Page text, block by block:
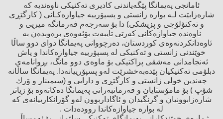
ئامانجی پەیمانگا پێگەیاندنی كادیری تەكنیكی ناوەندیە كە
شارەزابێت لـە بوارە زانستی و پسپۆرییە جیاوازەكـانی ( كارگێڕی
و تەكنۆلۆجی و پزیشكی) دا بۆ سەرجەم فەرمانگە میریی و
ناوەندە جیاوازەكانی كەرتی تایبەت بۆئەوەی برەوبدەن بە
ئاوەدانكردنەوەی كوردستان، دەرچووانی پەیمانگا دوای دوو ساڵا
خوێندنی زانستی و تەكنیكی لە پسپۆرییە جیاوازەكاندا و پاش
ئەنجامدانی مەشقی پراكتیكی بۆ ماوەی دوو مانگ، بڕوانامەی
دبلۆمی تەكنیكیان پێدەبەخشرێت لەو پسپۆرییانەدا. پەیمانگا ساڵانە
چەندین خولی زانستی و كارگێڕی و دارایی و (سیمینار و ۆرك
شۆپ ) بۆ مامۆستایان و فەرمانبەرانی پەیمانگا دەكاتەوە بۆ زیاتر
شارەزابوونیان و گرنگیدان و ئاگاداربوون لەو گۆرانكارییانەی كە
لە بوارە جیاوازەكاندا روودەدات .